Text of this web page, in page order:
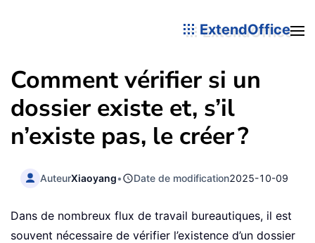
ExtendOffice
Comment vérifier si un
dossier existe et, s’il
n’existe pas, le créer ?
AuteurXiaoyang• Date de modification2025-10-09
Dans de nombreux flux de travail bureautiques, il est
souvent nécessaire de vérifier l’existence d’un dossier